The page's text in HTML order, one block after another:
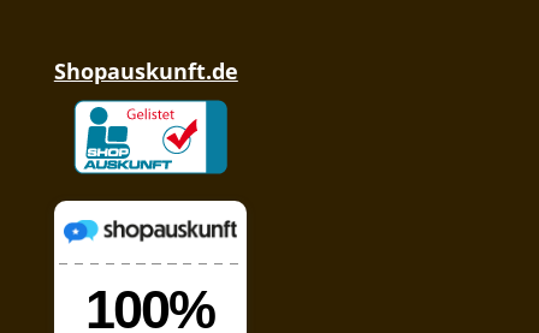
Shopauskunft.de